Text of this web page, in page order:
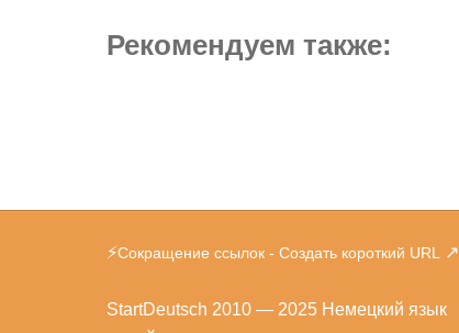
Рекомендуем также:
⚡Сокращение ссылок - Создать короткий URL ↗
StartDeutsch 2010 — 2025 Немецкий язык